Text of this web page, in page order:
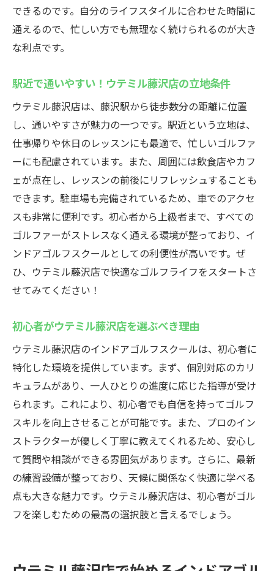
ウテミル藤沢店特有のトレーニング方法
コミュニティ感溢れる教室の魅力
見学会や体験レッスンの活用法
初心者から上級者まで！ウテミル藤沢店のイン
ドアゴルフスクールの魅力
レベルに応じた多様なレッスンメニュー
上級者がウテミル藤沢店を選ぶ理由
初心者、中級者、上級者それぞれの成長事
例
幅広い参加者による交流の楽しさ
スキルアップを支える社会人的なアプロー
チ
常に新しいチャレンジを提供するウテミル
藤沢店
できるのです。自分のライフスタイルに合わせた時間に
通えるので、忙しい方でも無理なく続けられるのが大き
な利点です。
駅近で通いやすい！ウテミル藤沢店の立地条件
ウテミル藤沢店は、藤沢駅から徒歩数分の距離に位置
し、通いやすさが魅力の一つです。駅近という立地は、
仕事帰りや休日のレッスンにも最適で、忙しいゴルファ
ーにも配慮されています。また、周囲には飲食店やカフ
ェが点在し、レッスンの前後にリフレッシュすることも
できます。駐車場も完備されているため、車でのアクセ
スも非常に便利です。初心者から上級者まで、すべての
ゴルファーがストレスなく通える環境が整っており、イ
ンドアゴルフスクールとしての利便性が高いです。ぜ
ひ、ウテミル藤沢店で快適なゴルフライフをスタートさ
せてみてください！
初心者がウテミル藤沢店を選ぶべき理由
ウテミル藤沢店のインドアゴルフスクールは、初心者に
特化した環境を提供しています。まず、個別対応のカリ
キュラムがあり、一人ひとりの進度に応じた指導が受け
られます。これにより、初心者でも自信を持ってゴルフ
スキルを向上させることが可能です。また、プロのイン
ストラクターが優しく丁寧に教えてくれるため、安心し
て質問や相談ができる雰囲気があります。さらに、最新
の練習設備が整っており、天候に関係なく快適に学べる
点も大きな魅力です。ウテミル藤沢店は、初心者がゴル
フを楽しむための最高の選択肢と言えるでしょう。